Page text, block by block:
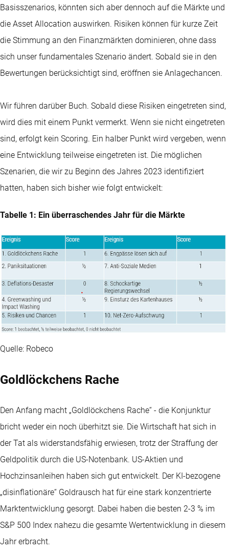
Basisszenarios, könnten sich aber dennoch auf die Märkte und
die Asset Allocation auswirken. Risiken können für kurze Zeit
die Stimmung an den Finanzmärkten dominieren, ohne dass
sich unser fundamentales Szenario ändert. Sobald sie in den
Bewertungen berücksichtigt sind, eröffnen sie Anlagechancen.
Wir führen darüber Buch. Sobald diese Risiken eingetreten sind,
wird dies mit einem Punkt vermerkt. Wenn sie nicht eingetreten
sind, erfolgt kein Scoring. Ein halber Punkt wird vergeben, wenn
eine Entwicklung teilweise eingetreten ist. Die möglichen
Szenarien, die wir zu Beginn des Jahres 2023 identifiziert
hatten, haben sich bisher wie folgt entwickelt:
Tabelle 1: Ein überraschendes Jahr für die Märkte
Quelle: Robeco
Goldlöckchens Rache
Den Anfang macht „Goldlöckchens Rache“ - die Konjunktur
bricht weder ein noch überhitzt sie. Die Wirtschaft hat sich in
der Tat als widerstandsfähig erwiesen, trotz der Straffung der
Geldpolitik durch die US-Notenbank. US-Aktien und
Hochzinsanleihen haben sich gut entwickelt. Der KI-bezogene
„disinflationäre“ Goldrausch hat für eine stark konzentrierte
Marktentwicklung gesorgt. Dabei haben die besten 2-3 % im
S&P 500 Index nahezu die gesamte Wertentwicklung in diesem
Jahr erbracht.